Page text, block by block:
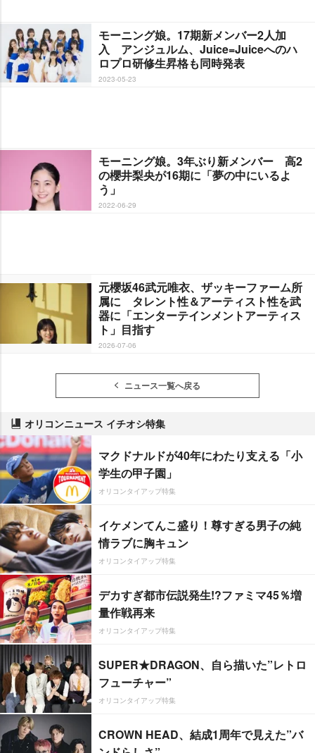
モーニング娘。17期新メンバー2人加
入 アンジュルム、Juice=Juiceへのハ
ロプロ研修生昇格も同時発表
2023-05-23
モーニング娘。3年ぶり新メンバー 高2
の櫻井梨央が16期に「夢の中にいるよ
う」
2022-06-29
元櫻坂46武元唯衣、ザッキーファーム所
属に タレント性＆アーティスト性を武
器に「エンターテインメントアーティス
ト」目指す
2026-07-06
ニュース一覧へ戻る
オリコンニュース イチオシ特集
マクドナルドが40年にわたり支える「小
学生の甲子園」
オリコンタイアップ特集
イケメンてんこ盛り！尊すぎる男子の純
情ラブに胸キュン
オリコンタイアップ特集
デカすぎ都市伝説発生!?ファミマ45％増
量作戦再来
オリコンタイアップ特集
SUPER★DRAGON、自ら描いた”レトロ
フューチャー”
オリコンタイアップ特集
CROWN HEAD、結成1周年で見えた”バ